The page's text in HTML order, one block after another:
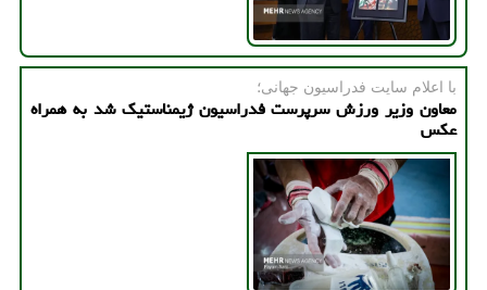
با اعلام سایت فدراسیون جهانی؛
معاون وزیر ورزش سرپرست فدراسیون ژیمناستیک شد به همراه
عکس